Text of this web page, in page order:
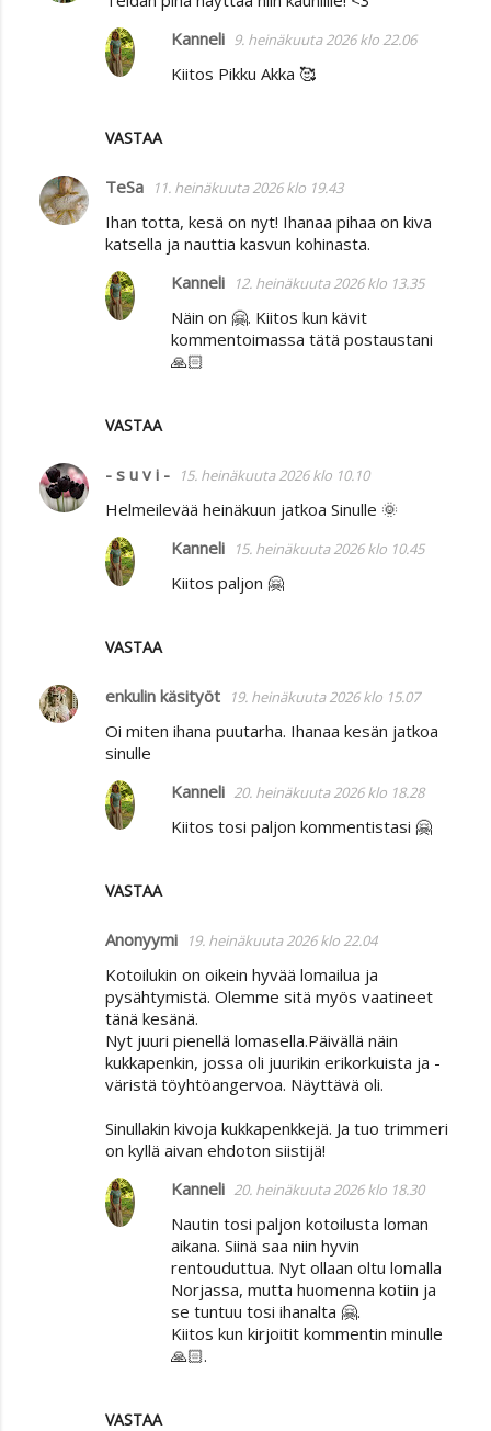
VASTAA
Kanneli 9. heinäkuuta 2026 klo 22.06
Kiitos Pikku Akka 🥰
TeSa 11. heinäkuuta 2026 klo 19.43
Ihan totta, kesä on nyt! Ihanaa pihaa on kiva
katsella ja nauttia kasvun kohinasta.
VASTAA
Kanneli 12. heinäkuuta 2026 klo 13.35
Näin on 🤗. Kiitos kun kävit
kommentoimassa tätä postaustani
🙏🏻
- s u v i - 15. heinäkuuta 2026 klo 10.10
Helmeilevää heinäkuun jatkoa Sinulle 🌞
VASTAA
Kanneli 15. heinäkuuta 2026 klo 10.45
Kiitos paljon 🤗
enkulin käsityöt 19. heinäkuuta 2026 klo 15.07
Oi miten ihana puutarha. Ihanaa kesän jatkoa
sinulle
VASTAA
Kanneli 20. heinäkuuta 2026 klo 18.28
Kiitos tosi paljon kommentistasi 🤗
Anonyymi 19. heinäkuuta 2026 klo 22.04
Kotoilukin on oikein hyvää lomailua ja
pysähtymistä. Olemme sitä myös vaatineet
tänä kesänä.
Nyt juuri pienellä lomasella.Päivällä näin
kukkapenkin, jossa oli juurikin erikorkuista ja -
väristä töyhtöangervoa. Näyttävä oli.
Sinullakin kivoja kukkapenkkejä. Ja tuo trimmeri
on kyllä aivan ehdoton siistijä!
VASTAA
Kanneli 20. heinäkuuta 2026 klo 18.30
Nautin tosi paljon kotoilusta loman
aikana. Siinä saa niin hyvin
rentouduttua. Nyt ollaan oltu lomalla
Norjassa, mutta huomenna kotiin ja
se tuntuu tosi ihanalta 🤗.
Kiitos kun kirjoitit kommentin minulle
🙏🏻.